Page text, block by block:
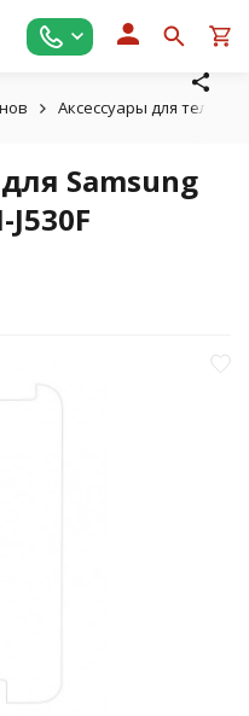
Аксессуары для
Samsung
J530F